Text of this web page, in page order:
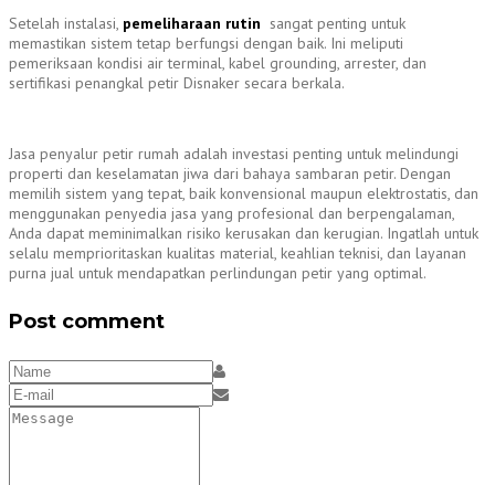
Setelah instalasi, pemeliharaan rutin sangat penting untuk
memastikan sistem tetap berfungsi dengan baik. Ini meliputi
pemeriksaan kondisi air terminal, kabel grounding, arrester, dan
sertifikasi penangkal petir Disnaker secara berkala.
Jasa penyalur petir rumah adalah investasi penting untuk melindungi
properti dan keselamatan jiwa dari bahaya sambaran petir. Dengan
memilih sistem yang tepat, baik konvensional maupun elektrostatis, dan
menggunakan penyedia jasa yang profesional dan berpengalaman,
Anda dapat meminimalkan risiko kerusakan dan kerugian. Ingatlah untuk
selalu memprioritaskan kualitas material, keahlian teknisi, dan layanan
purna jual untuk mendapatkan perlindungan petir yang optimal.
Post comment